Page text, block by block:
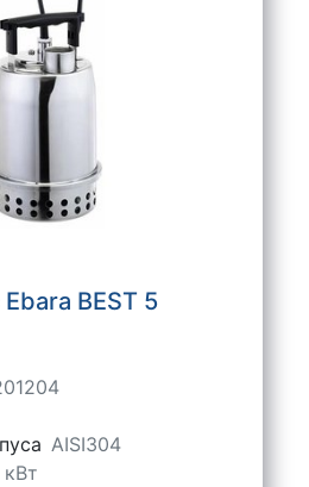
BEST 5
AISI304
кВт